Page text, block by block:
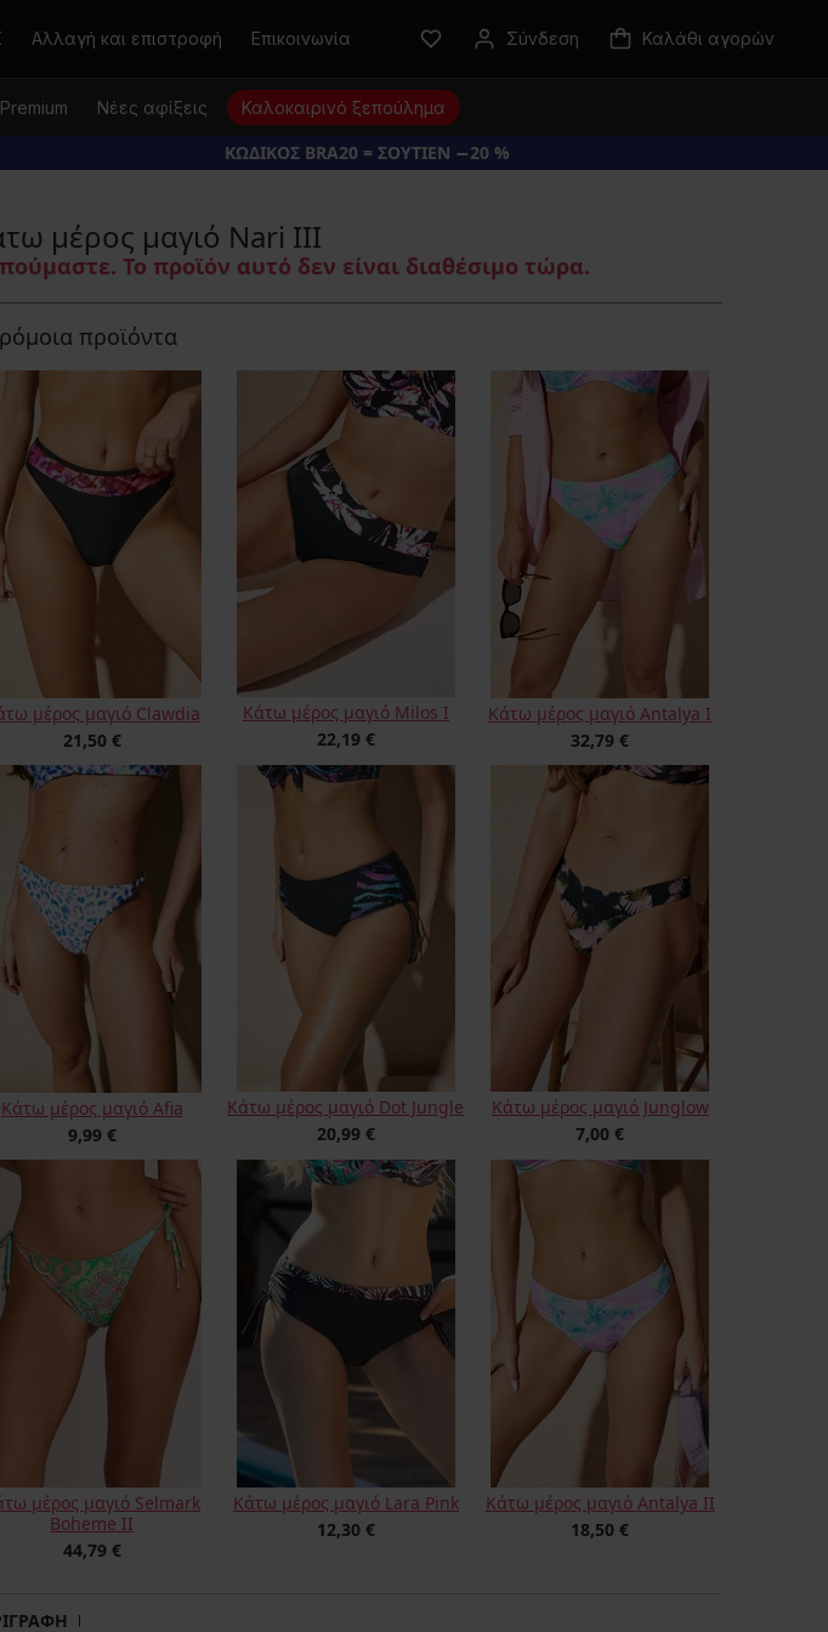
Αλλαγή και επιστροφή Επικοινωνία Σύνδεση Καλάθι αγορών
Premium Νέες αφίξεις Καλοκαιρινό ξεπούλημα
ΚΩΔΙΚΟΣ BRA20 = ΣΟΥΤΙΕΝ −20 %
μέρος μαγιό Nari ΙΙΙ
Το προϊόν αυτό δεν είναι διαθέσιμο τώρα.
προϊόντα
μέρος μαγιό Clawdia
21,50 €
Κάτω μέρος μαγιό Milos I
22,19 €
Κάτω μέρος μαγιό Antalya I
32,79 €
Κάτω μέρος μαγιό Afia
9,99 €
Κάτω μέρος μαγιό Dot Jungle
20,99 €
Κάτω μέρος μαγιό Junglow
7,00 €
μέρος μαγιό Selmark
Boheme IΙ
44,79 €
Κάτω μέρος μαγιό Lara Pink
12,30 €
Κάτω μέρος μαγιό Antalya II
18,50 €